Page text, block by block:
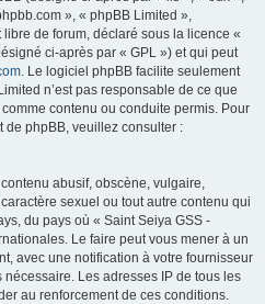
», « phpBB Limited »,
de forum, déclaré sous la licence «
ci-après par « GPL ») et qui peut
. Le logiciel phpBB facilite seulement
n’est pas responsable de ce que
contenu ou conduite permis. Pour
de phpBB, veuillez consulter :
abusif, obscène, vulgaire,
sexuel ou tout autre contenu qui
du pays où « Saint Seiya GSS -
Le faire peut vous mener à un
avec une notification à votre fournisseur
Les adresses IP de tous les
au renforcement de ces conditions.